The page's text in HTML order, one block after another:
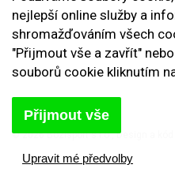
Nastavení cookies
Kontakt
Odstoupení od smlouvy
Odhlásit se
© 2026 Bozisport s.r.o., Design a kód
nejlepší online služby a
shromažďováním všech
"Přijmout vše a zavřít"
souborů cookie kliknutím
Přijmout vše
Upravit mé předvolby